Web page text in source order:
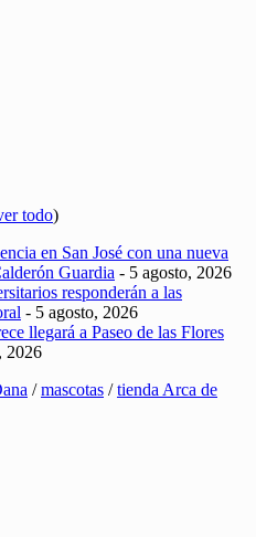
todo)
en San José con una nueva
Guardia - 5 agosto, 2026
responderán a las
- 5 agosto, 2026
llegará a Paseo de las Flores
2026
/mascotas /tienda Arca de